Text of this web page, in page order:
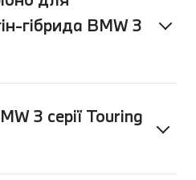
гібрида BMW 3
3 серії Touring